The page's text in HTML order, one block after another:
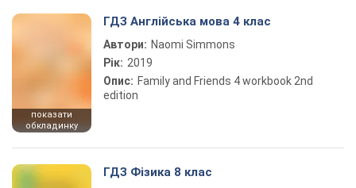
показати
обкладинку
ГДЗ Англійська мова 4 клас
Автори: Naomi Simmons
Рік: 2019
Опис: Family and Friends 4 workbook 2nd
edition
ГДЗ Фізика 8 клас